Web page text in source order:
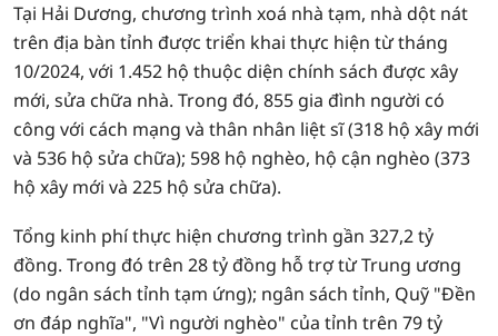
Tại Hải Dương, chương trình xoá nhà tạm, nhà dột nát
trên địa bàn tỉnh được triển khai thực hiện từ tháng
10/2024, với 1.452 hộ thuộc diện chính sách được xây
mới, sửa chữa nhà. Trong đó, 855 gia đình người có
công với cách mạng và thân nhân liệt sĩ (318 hộ xây mới
và 536 hộ sửa chữa); 598 hộ nghèo, hộ cận nghèo (373
hộ xây mới và 225 hộ sửa chữa).
Tổng kinh phí thực hiện chương trình gần 327,2 tỷ
đồng. Trong đó trên 28 tỷ đồng hỗ trợ từ Trung ương
(do ngân sách tỉnh tạm ứng); ngân sách tỉnh, Quỹ "Đền
ơn đáp nghĩa", "Vì người nghèo" của tỉnh trên 79 tỷ